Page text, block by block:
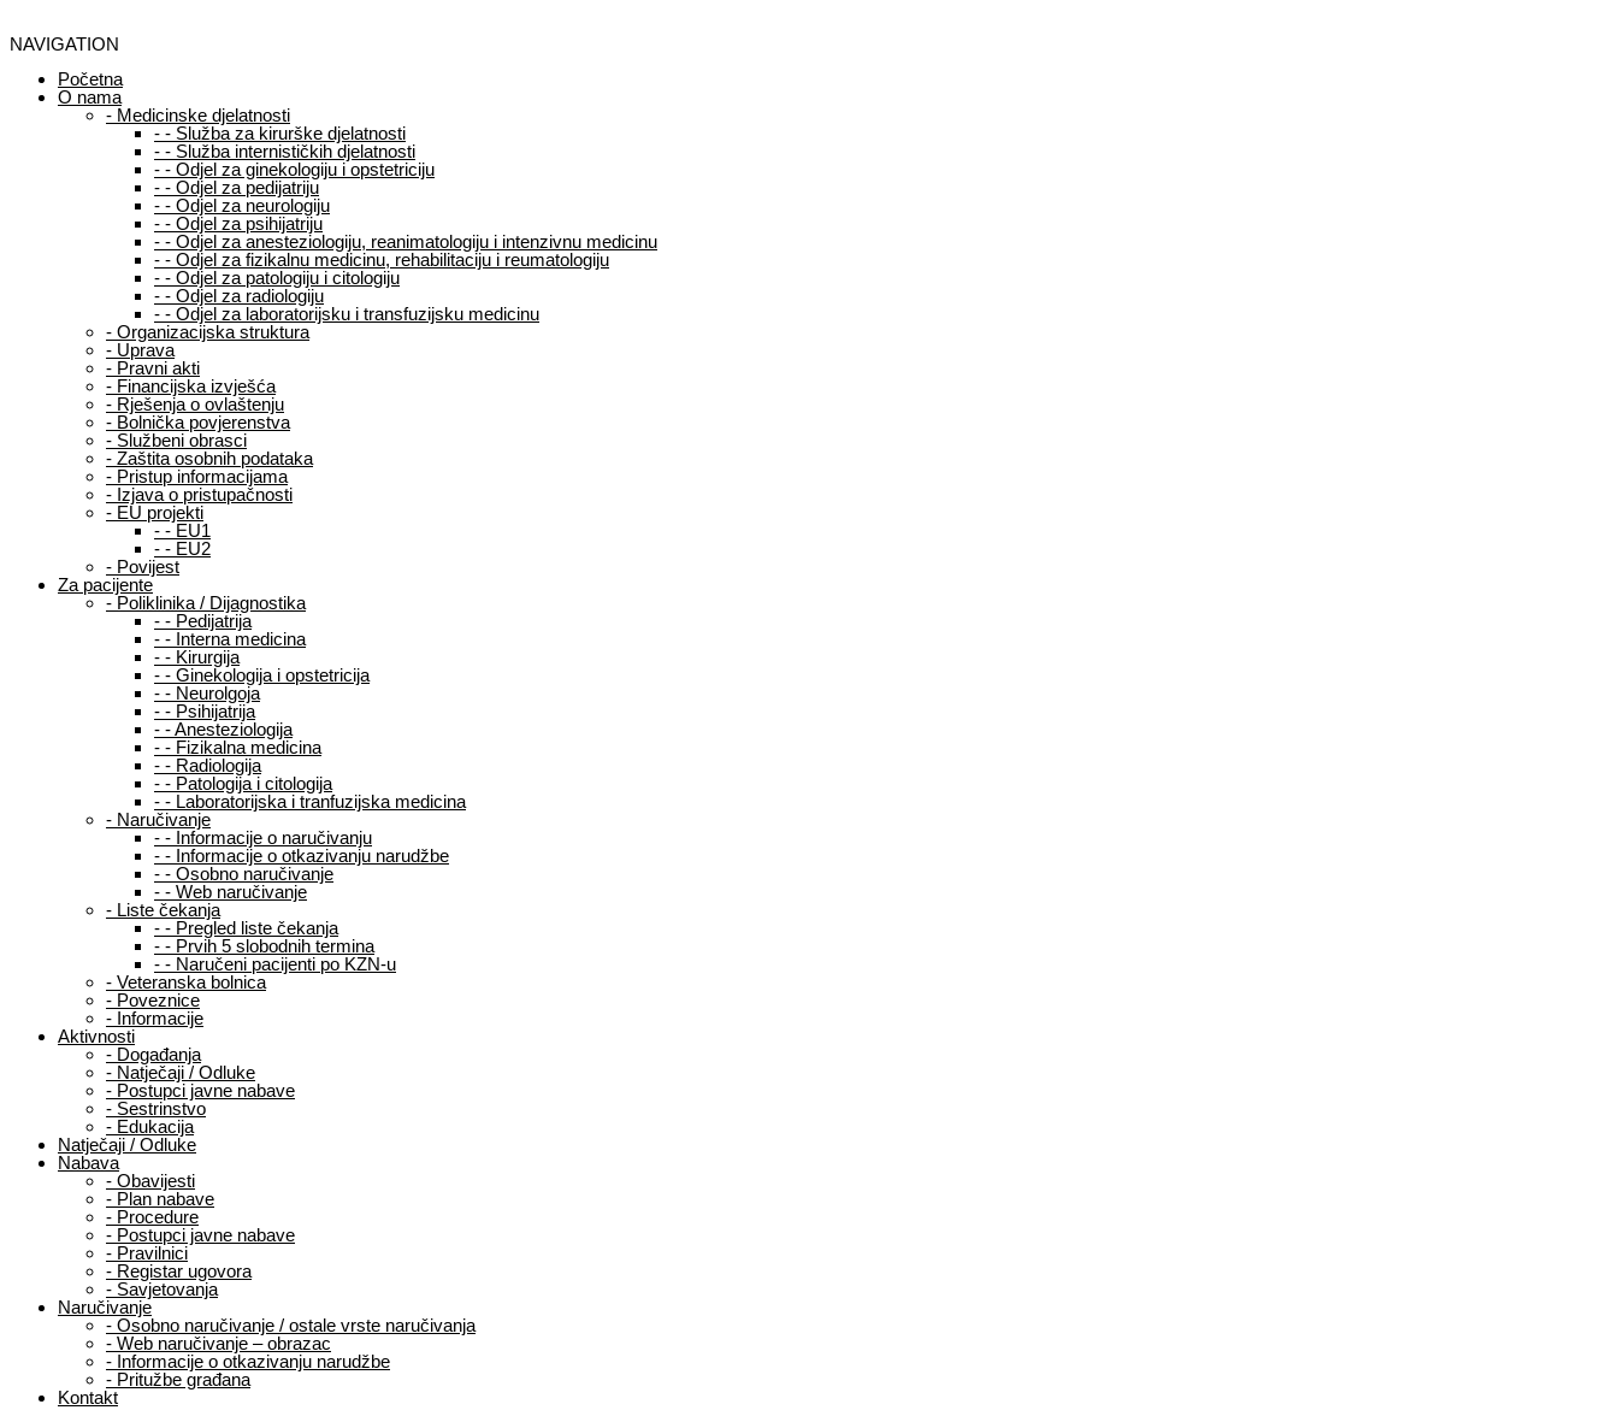
NAVIGATION
Početna
O nama
- Medicinske djelatnosti
- - Služba za kirurške djelatnosti
- - Služba internističkih djelatnosti
- - Odjel za ginekologiju i opstetriciju
- - Odjel za pedijatriju
- - Odjel za neurologiju
- - Odjel za psihijatriju
- - Odjel za anesteziologiju, reanimatologiju i intenzivnu medicinu
- - Odjel za fizikalnu medicinu, rehabilitaciju i reumatologiju
- - Odjel za patologiju i citologiju
- - Odjel za radiologiju
- - Odjel za laboratorijsku i transfuzijsku medicinu
- Organizacijska struktura
- Uprava
- Pravni akti
- Financijska izvješća
- Rješenja o ovlaštenju
- Bolnička povjerenstva
- Službeni obrasci
- Zaštita osobnih podataka
- Pristup informacijama
- Izjava o pristupačnosti
- EU projekti
- - EU1
- - EU2
- Povijest
Za pacijente
- Poliklinika / Dijagnostika
- - Pedijatrija
- - Interna medicina
- - Kirurgija
- - Ginekologija i opstetricija
- - Neurolgoja
- - Psihijatrija
- -Anesteziologija
- - Fizikalna medicina
- - Radiologija
- - Patologija i citologija
- - Laboratorijska i tranfuzijska medicina
- Naručivanje
- - Informacije o naručivanju
- - Informacije o otkazivanju narudžbe
- - Osobno naručivanje
- - Web naručivanje
- Liste čekanja
- - Pregled liste čekanja
- - Prvih 5 slobodnih termina
- - Naručeni pacijenti po KZN-u
- Veteranska bolnica
- Poveznice
- Informacije
Aktivnosti
- Događanja
- Natječaji / Odluke
- Postupci javne nabave
- Sestrinstvo
- Edukacija
Natječaji / Odluke
Nabava
- Obavijesti
- Plan nabave
- Procedure
- Postupci javne nabave
- Pravilnici
- Registar ugovora
- Savjetovanja
Naručivanje
- Osobno naručivanje / ostale vrste naručivanja
- Web naručivanje – obrazac
- Informacije o otkazivanju narudžbe
- Pritužbe građana
Kontakt